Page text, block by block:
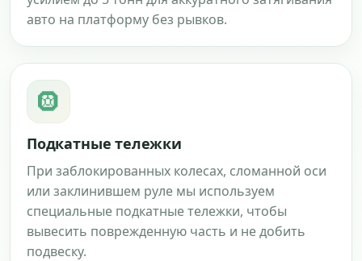
авто на платформу без рывков.
🛞
Подкатные тележки
При заблокированных колесах, сломанной оси
или заклинившем руле мы используем
специальные подкатные тележки, чтобы
вывесить поврежденную часть и не добить
подвеску.